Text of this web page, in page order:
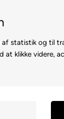
af statistik og til
at klikke videre,